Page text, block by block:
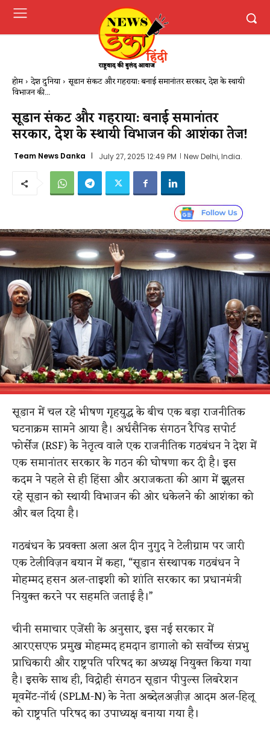
होम देश दुनिया सूडान संकट और गहराया: बनाई समानांतर सरकार, देश के स्थायी
विभाजन की...
सूडान संकट और गहराया: बनाई समानांतर
सरकार, देश के स्थायी विभाजन की आशंका तेज!
Team News Danka July 27, 2025 12:49 PM New Delhi, India.
सूडान में चल रहे भीषण गृहयुद्ध के बीच एक बड़ा राजनीतिक
घटनाक्रम सामने आया है। अर्धसैनिक संगठन रैपिड सपोर्ट
फोर्सेज (RSF) के नेतृत्व वाले एक राजनीतिक गठबंधन ने देश में
एक समानांतर सरकार के गठन की घोषणा कर दी है। इस
कदम ने पहले से ही हिंसा और अराजकता की आग में झुलस
रहे सूडान को स्थायी विभाजन की ओर धकेलने की आशंका को
और बल दिया है।
गठबंधन के प्रवक्ता अला अल दीन नुगुद ने टेलीग्राम पर जारी
एक टेलीविज़न बयान में कहा, “सूडान संस्थापक गठबंधन ने
मोहम्मद हसन अल-ताइशी को शांति सरकार का प्रधानमंत्री
नियुक्त करने पर सहमति जताई है।”
चीनी समाचार एजेंसी के अनुसार, इस नई सरकार में
आरएसएफ प्रमुख मोहम्मद हमदान डागालो को सर्वोच्च संप्रभु
प्राधिकारी और राष्ट्रपति परिषद का अध्यक्ष नियुक्त किया गया
है। इसके साथ ही, विद्रोही संगठन सूडान पीपुल्स लिबरेशन
मूवमेंट-नॉर्थ (SPLM-N) के नेता अब्देलअज़ीज़ आदम अल-हिलू
को राष्ट्रपति परिषद का उपाध्यक्ष बनाया गया है।